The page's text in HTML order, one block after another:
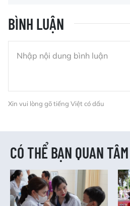
BÌNH LUẬN
Xin vui lòng gõ tiếng Việt có dấu
CÓ THỂ BẠN QUAN TÂM